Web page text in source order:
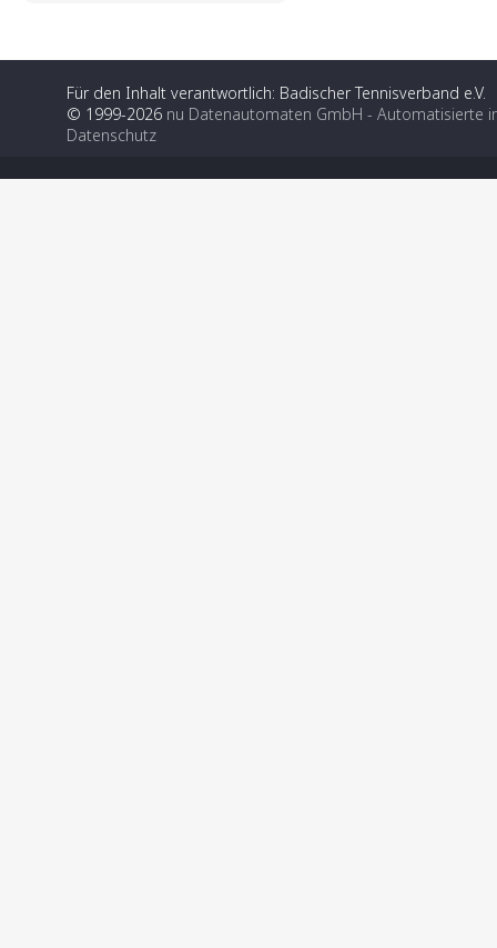
Für den Inhalt verantwortlich: Badischer Tennisverband e.V.
© 1999-2026 nu Datenautomaten GmbH - Automatisierte
Datenschutz